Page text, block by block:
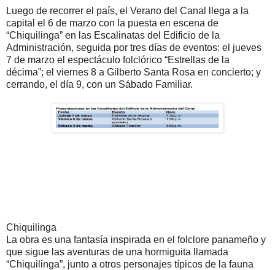
Luego de recorrer el país, el Verano del Canal llega a la
capital el 6 de marzo con la puesta en escena de
“Chiquilinga” en las Escalinatas del Edificio de la
Administración, seguida por tres días de eventos: el jueves
7 de marzo el espectáculo folclórico “Estrellas de la
décima”; el viernes 8 a Gilberto Santa Rosa en concierto; y
cerrando, el día 9, con un Sábado Familiar.
Chiquilinga
La obra es una fantasía inspirada en el folclore panameño y
que sigue las aventuras de una hormiguita llamada
“Chiquilinga”, junto a otros personajes típicos de la fauna